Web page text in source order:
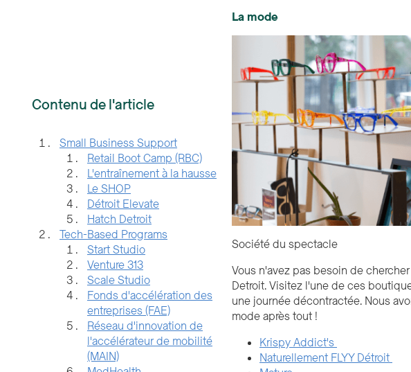
Contenu de l'article
Small Business Support
Retail Boot Camp (RBC)
L'entraînement à la hausse
Le SHOP
Détroit Elevate
Hatch Detroit
Tech-Based Programs
Start Studio
Venture 313
Scale Studio
Fonds d'accélération des
entreprises (FAE)
Réseau d'innovation de
l'accélérateur de mobilité
(MAIN)
La mode
Société du spectacle
Vous n'avez pas besoin de
Detroit. Visitez l'une de ces
une journée décontractée. Nous
mode après tout !
Krispy Addict's
Naturellement FLYY Détroit